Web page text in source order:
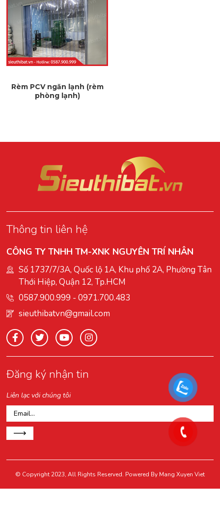
Rèm PCV ngăn lạnh (rèm
phòng lạnh)
Thông tin liên hệ
CÔNG TY TNHH TM-XNK NGUYÊN TRÍ NHÂN
Số 1737/7/3A, Quốc lộ 1A, Khu phố 2A, Phường Tân
Thới Hiệp, Quận 12, Tp.HCM
0587.900.999 -0971.700.483
sieuthibatvn@gmail.com
Đăng ký nhận tin
Liên lạc với chúng tôi
© Copyright 2023, All Rights Reserved. Powered By Mang Xuyen Viet